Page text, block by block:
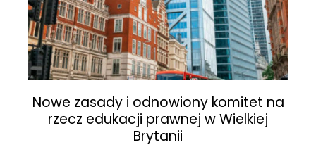
Nowe zasady i odnowiony komitet na
rzecz edukacji prawnej w Wielkiej
Brytanii